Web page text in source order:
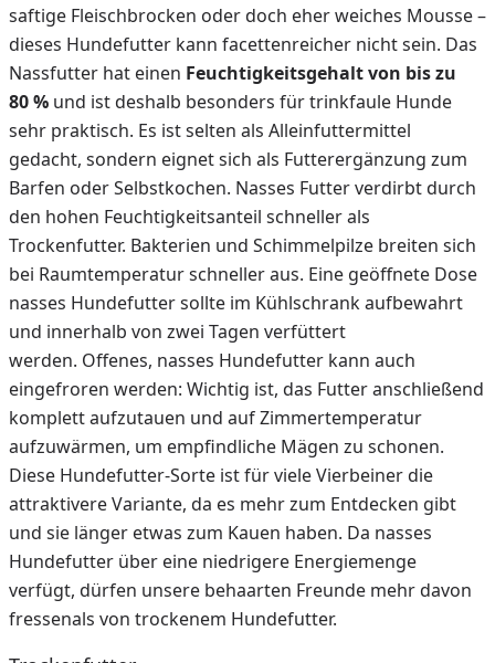
saftige Fleischbrocken oder doch eher weiches Mousse –
dieses Hundefutter kann facettenreicher nicht sein. Das
Nassfutter hat einen Feuchtigkeitsgehalt von bis zu
80 % und ist deshalb besonders für trinkfaule Hunde
sehr praktisch. Es ist selten als Alleinfuttermittel
gedacht, sondern eignet sich als Futterergänzung zum
Barfen oder Selbstkochen. Nasses Futter verdirbt durch
den hohen Feuchtigkeitsanteil schneller als
Trockenfutter. Bakterien und Schimmelpilze breiten sich
bei Raumtemperatur schneller aus. Eine geöffnete Dose
nasses Hundefutter sollte im Kühlschrank aufbewahrt
und innerhalb von zwei Tagen verfüttert
werden. Offenes, nasses Hundefutter kann auch
eingefroren werden: Wichtig ist, das Futter anschließend
komplett aufzutauen und auf Zimmertemperatur
aufzuwärmen, um empfindliche Mägen zu schonen.
Diese Hundefutter-Sorte ist für viele Vierbeiner die
attraktivere Variante, da es mehr zum Entdecken gibt
und sie länger etwas zum Kauen haben. Da nasses
Hundefutter über eine niedrigere Energiemenge
verfügt, dürfen unsere behaarten Freunde mehr davon
fressenals von trockenem Hundefutter.